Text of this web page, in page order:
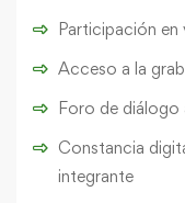
Participación
Acceso a la
Foro de diálogo
Constancia
integrante